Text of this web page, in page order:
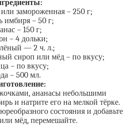
замороженная – 250 г;
имбиря – 50 г;
– 150 г;
– 4 дольки;
— 2 ч. л.;
сироп или мёд – по вкусу;
– по вкусу;
– 500 мл.
ананасы небольшими
и натрите его на мелкой тёрке.
состояния и добавьте
мёд, перемешайте.